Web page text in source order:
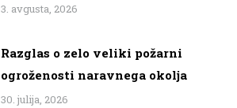
3. avgusta, 2026
Razglas o zelo veliki požarni
ogroženosti naravnega okolja
30. julija, 2026